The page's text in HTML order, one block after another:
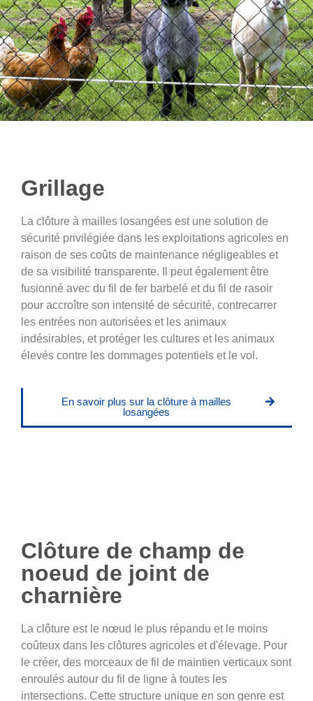
Grillage
La clôture à mailles losangées est une solution de
sécurité privilégiée dans les exploitations agricoles en
raison de ses coûts de maintenance négligeables et
de sa visibilité transparente. Il peut également être
fusionné avec du fil de fer barbelé et du fil de rasoir
pour accroître son intensité de sécurité, contrecarrer
les entrées non autorisées et les animaux
indésirables, et protéger les cultures et les animaux
élevés contre les dommages potentiels et le vol.
En savoir plus sur la clôture à mailles
losangées
Clôture de champ de
noeud de joint de
charnière
La clôture est le nœud le plus répandu et le moins
coûteux dans les clôtures agricoles et d'élevage. Pour
le créer, des morceaux de fil de maintien verticaux sont
enroulés autour du fil de ligne à toutes les
intersections. Cette structure unique en son genre est